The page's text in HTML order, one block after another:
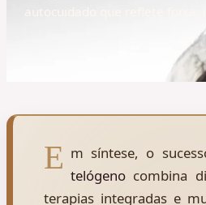
autocuidado que reflete
E m síntese, o
telógenocombina
terapias integradas e